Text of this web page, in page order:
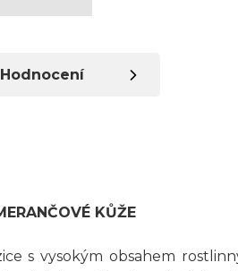
Hodnocení
KŮŽE
s vysokým obsahem